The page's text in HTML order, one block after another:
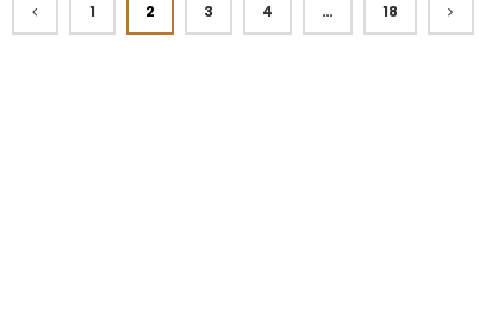
1 2 3 4 … 18